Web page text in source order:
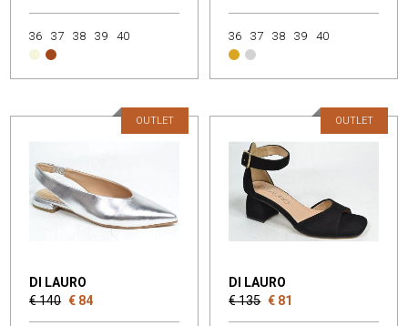
36 37 38 39 40 36 37 38 39 40
DI LAURO
€ 140 € 84
OUTLET
DI LAURO
€ 135 € 81
OUTLET